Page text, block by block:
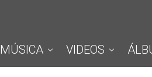
MÚSICA VIDEOS